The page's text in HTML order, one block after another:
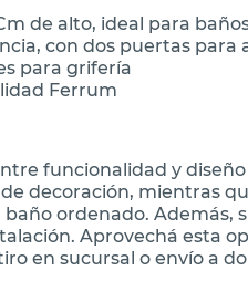
de alto, ideal para
con dos puertas
para grifería
Ferrum
funcionalidad y
decoración, mientras
ordenado. Además,
Aprovechá esta
en sucursal o envío a